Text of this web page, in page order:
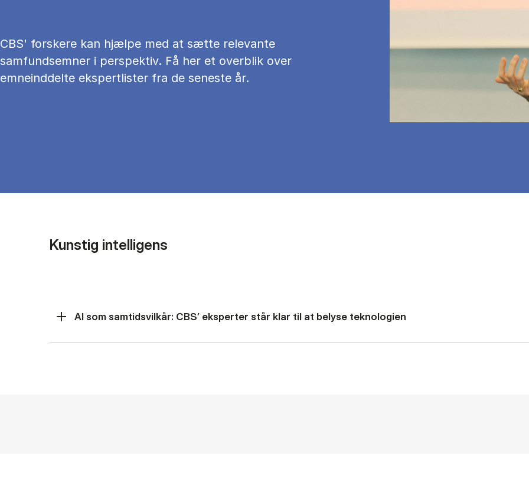
CBS' forskere kan hjælpe med at sætte relevante
samfundsemner i perspektiv. Få her et overblik over
emneinddelte ekspertlister fra de seneste år.
Kunstig intelligens
AI som samtidsvilkår: CBS’ eksperter står klar til at belyse teknologien